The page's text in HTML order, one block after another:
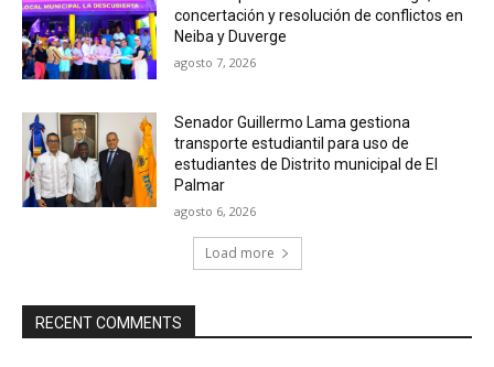
concertación y resolución de conflictos en
Neiba y Duverge
agosto 7, 2026
Senador Guillermo Lama gestiona
transporte estudiantil para uso de
estudiantes de Distrito municipal de El
Palmar
agosto 6, 2026
Load more
RECENT COMMENTS